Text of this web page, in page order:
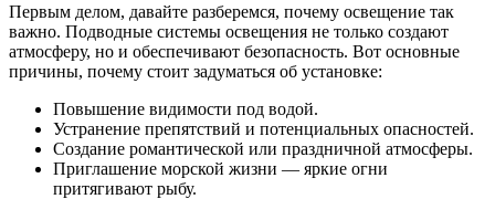
Первым делом, давайте разберемся, почему освещение так
важно. Подводные системы освещения не только создают
атмосферу, но и обеспечивают безопасность. Вот основные
причины, почему стоит задуматься об установке:
Повышение видимости под водой.
Устранение препятствий и потенциальных опасностей.
Создание романтической или праздничной атмосферы.
Приглашение морской жизни — яркие огни
притягивают рыбу.